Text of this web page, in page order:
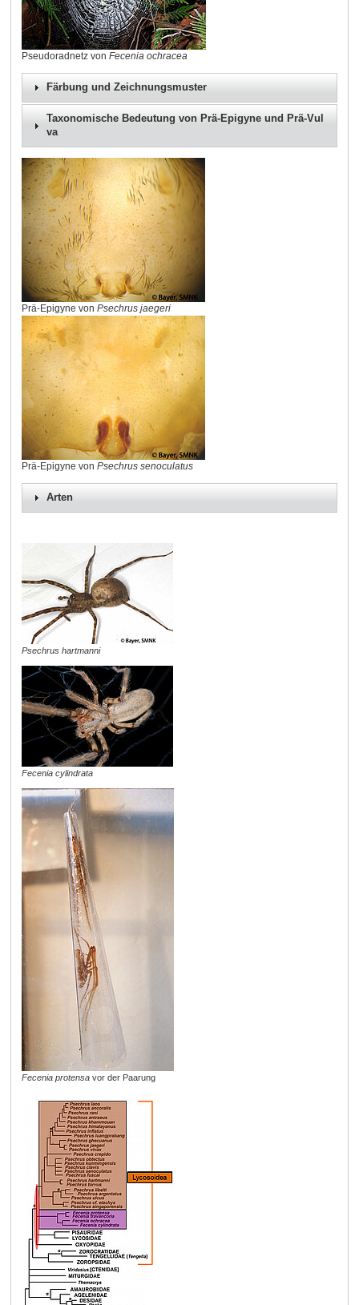
Pseudoradnetz von Fecenia ochracea
Färbung und Zeichnungsmuster
Taxonomische Bedeutung von Prä-Epigyne und Prä-Vul
va
Prä-Epigyne von Psechrus jaegeri
Prä-Epigyne von Psechrus senoculatus
Arten
Psechrus hartmanni
Fecenia cylindrata
Fecenia protensavor der Paarung